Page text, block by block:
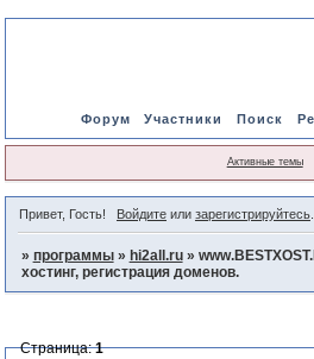
Форум Участники Поиск
Активные темы
Привет, Гость! Войдитеили зарегистрируйтесь.
» программы » hi2all.ru »
хостинг, регистрация доменов.
Страница:1